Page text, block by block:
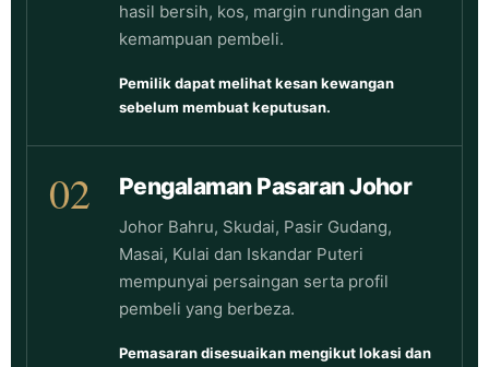
hasil bersih, kos, margin rundingan dan
kemampuan pembeli.
Pemilik dapat melihat kesan kewangan
sebelum membuat keputusan.
02 Pengalaman Pasaran Johor
Johor Bahru, Skudai, Pasir Gudang,
Masai, Kulai dan Iskandar Puteri
mempunyai persaingan serta profil
pembeli yang berbeza.
Pemasaran disesuaikan mengikut lokasi dan